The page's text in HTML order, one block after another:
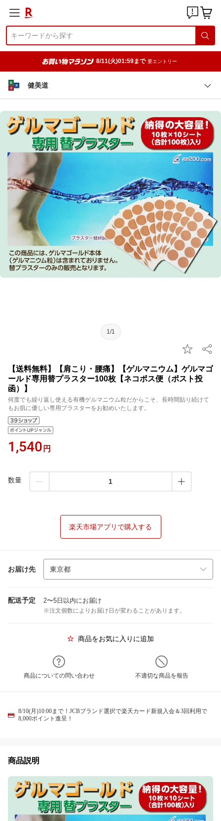
8/11(火)01:59まで 要エントリー
健美道
1/1
【送料無料】【肩こり・腰痛】【ゲルマニウム】ゲルマゴ
ールド専用替プラスター100枚【ネコポス便（ポスト投
函）】
何度でも繰り返し使える有機ゲルマニウム粒だからこそ、長時間貼り続けて
もお肌に優しい専用プラスターをお勧めいたします。
1,540 円
数量
楽天市場アプリで購入する
お届け先
配送予定 2〜5日以内にお届け
※注文個数によりお届け日が変わることがあります。
商品をお気に入りに追加
商品についての問い合わせ 不適切な商品を報告
8/10(月)10:00まで！JCBブランド選択で楽天カード新規入会＆3回利用で
8,000ポイント進呈！
商品説明